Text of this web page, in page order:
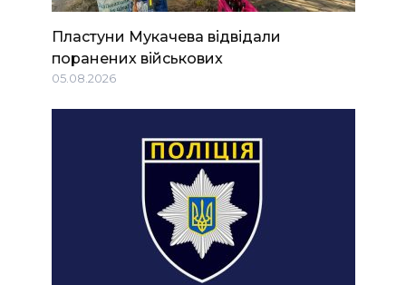
Пластуни Мукачева відвідали
поранених військових
05.08.2026